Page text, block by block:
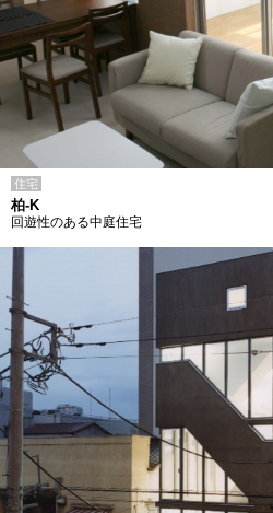
住宅
柏-K
回遊性のある中庭住宅